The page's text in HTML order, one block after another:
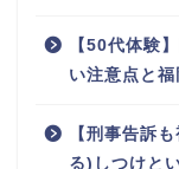
【50代体験
い注意点と福
【刑事告訴
る)しつけと